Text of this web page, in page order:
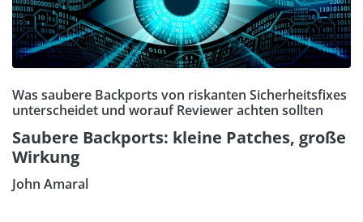
Was saubere Backports von riskanten Sicherheitsfixes
unterscheidet und worauf Reviewer achten sollten
Saubere Backports: kleine Patches, große
Wirkung
John Amaral